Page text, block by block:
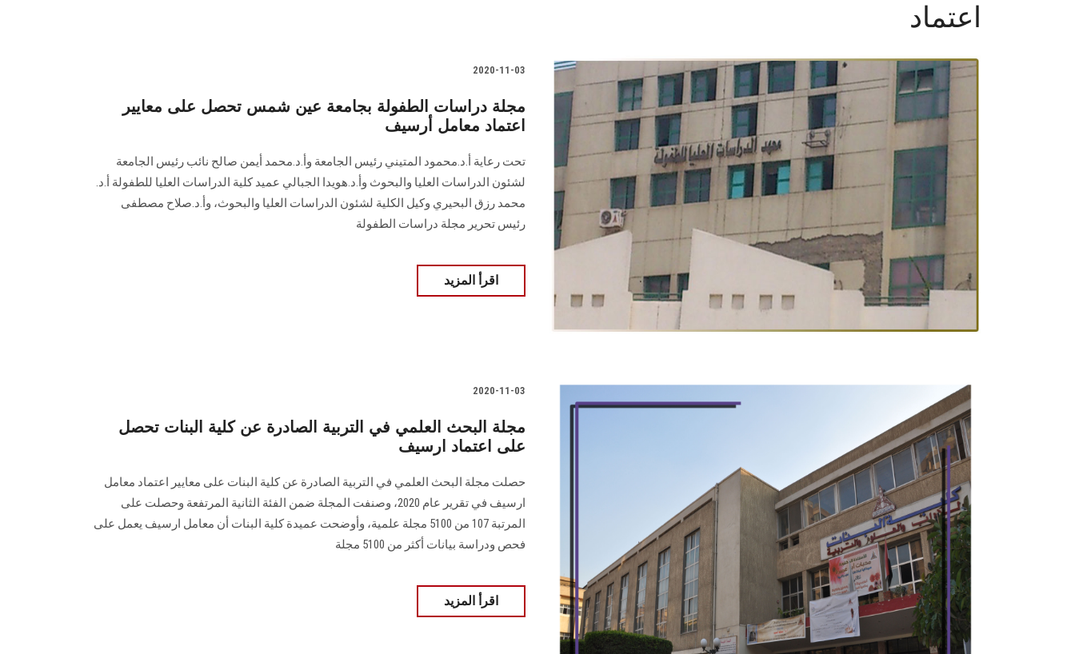
اعتماد
2020-11-03
مجلة دراسات الطفولة بجامعة عين شمس تحصل على معايير
اعتماد معامل أرسيف
تحت رعاية أ.د.محمود المتيني رئيس الجامعة وأ.د.محمد أيمن صالح نائب رئيس الجامعة
لشئون الدراسات العليا والبحوث وأ.د.هويدا الجبالي عميد كلية الدراسات العليا للطفولة أ.د.
محمد رزق البحيري وكيل الكلية لشئون الدراسات العليا والبحوث، وأ.د.صلاح مصطفى
رئيس تحرير مجلة دراسات الطفولة
اقرأ المزيد
2020-11-03
مجلة البحث العلمي في التربية الصادرة عن كلية البنات تحصل
على اعتماد ارسيف
حصلت مجلة البحث العلمي في التربية الصادرة عن كلية البنات على معايير اعتماد معامل
ارسيف في تقرير عام 2020، وصنفت المجلة ضمن الفئة الثانية المرتفعة وحصلت على
المرتبة 107 من 5100 مجلة علمية، وأوضحت عميدة كلية البنات أن معامل ارسيف يعمل على
فحص ودراسة بيانات أكثر من 5100 مجلة
اقرأ المزيد